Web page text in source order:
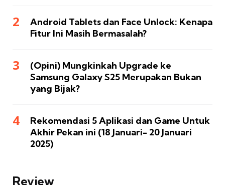
Android Tablets dan Face Unlock: Kenapa
Fitur Ini Masih Bermasalah?
(Opini) Mungkinkah Upgrade ke
Samsung Galaxy S25 Merupakan Bukan
yang Bijak?
Rekomendasi 5 Aplikasi dan Game Untuk
Akhir Pekan ini (18 Januari- 20 Januari
2025)
Review